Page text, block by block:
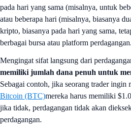
pada hari yang sama (misalnya, untuk
atau beberapa hari (misalnya, biasanya
kripto, biasanya pada hari yang sama,
berbagai bursa atau platform perdagangan.
Mengingat sifat langsung dari
memiliki jumlah dana penuh untuk
Sebagai contoh, jika seorang trader ingin
Bitcoin (BTC)mereka harus memiliki
jika tidak, perdagangan tidak akan
perdagangan.